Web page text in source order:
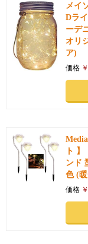
メイ
Dラ
ーデ
オリ
ア)
価格
ト
ンド
色 (
価格